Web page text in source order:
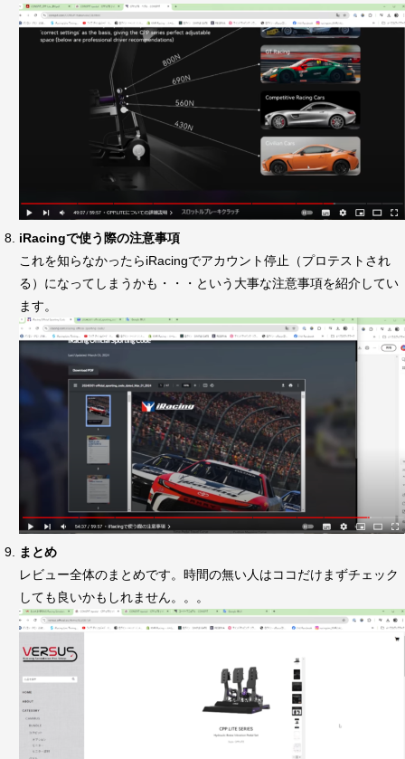
iRacingで使う際の注意事項
これを知らなかったらiRacingでアカウント停止（プロテストされ
る）になってしまうかも・・・という大事な注意事項を紹介してい
ます。
まとめ
レビュー全体のまとめです。時間の無い人はココだけまずチェック
しても良いかもしれません。。。